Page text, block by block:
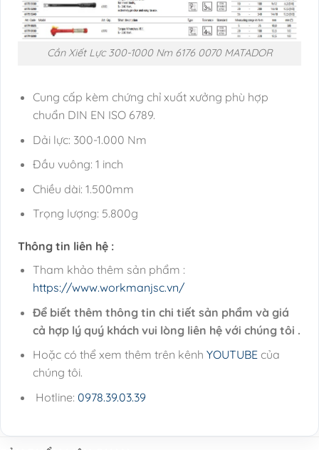
Cần Xiết Lực 300-1000 Nm 6176 0070 MATADOR
Cung cấp kèm chứng chỉ xuất xưởng phù hợp
chuẩn DIN EN ISO 6789.
Dải lực: 300-1.000 Nm
Đầu vuông: 1 inch
Chiều dài: 1.500mm
Trọng lượng: 5.800g
Thông tin liên hệ :
Tham khảo thêm sản phẩm :
https://www.workmanjsc.vn/
Để biết thêm thông tin chi tiết sản phẩm và giá
cả hợp lý quý khách vui lòng liên hệ với chúng tôi .
Hoặc có thể xem thêm trên kênh YOUTUBEcủa
chúng tôi.
Hotline: 0978.39.03.39